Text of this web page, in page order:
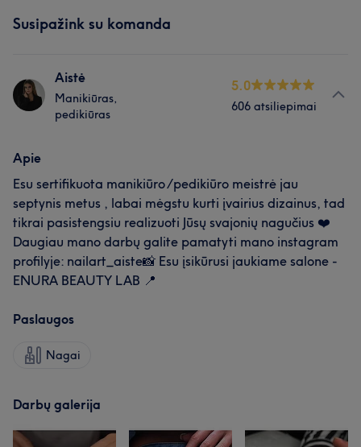
Susipažink su komanda
Aistė
Manikiūras,
pedikiūras
5.0
606 atsiliepimai
Apie
Esu sertifikuota manikiūro /pedikiūro meistrė jau
septynis metus , labai mėgstu kurti įvairius dizainus, tad
tikrai pasistengsiu realizuoti Jūsų svajonių nagučius ❤️
Daugiau mano darbų galite pamatyti mano instagram
profilyje: nailart_aiste📸 Esu įsikūrusi jaukiame salone -
ENURA BEAUTY LAB 📍
Paslaugos
Nagai
Darbų galerija